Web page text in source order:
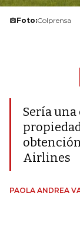
Foto:Colprensa
Sería
Airlines
PAOLA ANDREA